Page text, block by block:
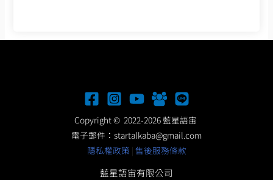
Copyright © 2022-2026 藍星語宙
電子郵件： startalkaba@gmail.com
隱私權政策 | 售後服務條款
藍星語宙有限公司